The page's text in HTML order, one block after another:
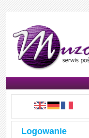
Logowanie